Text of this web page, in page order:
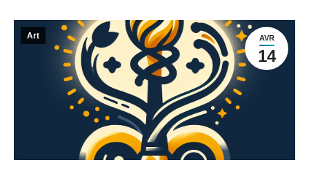
AVR
14
Art